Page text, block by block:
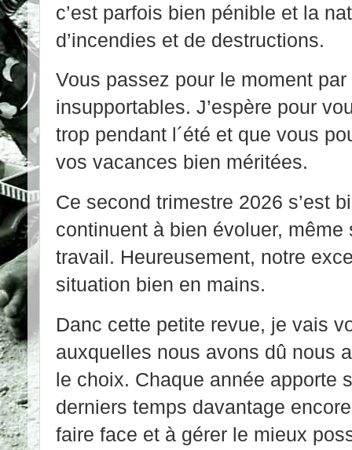
c’est parfois bien pénible et la
d’incendies et de destructions.
Vous passez pour le moment
insupportables. J’espère pour
trop pendant l´été et que vous
vos vacances bien méritées.
Ce second trimestre 2026 s’est
continuent à bien évoluer,
travail. Heureusement, notre
situation bien en mains.
Danc cette petite revue, je vais
auxquelles nous avons dû nous
le choix. Chaque année apporte
derniers temps davantage
faire face et à gérer le mieux